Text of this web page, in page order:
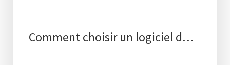
Comment choisir un logiciel d…